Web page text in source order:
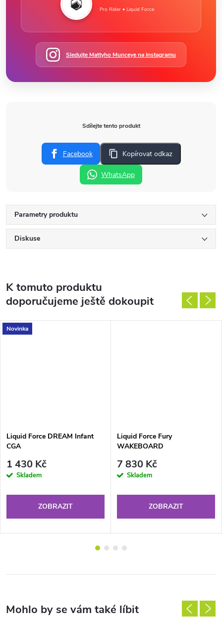
Pro Rider • Liquid Force
Sledujte Mattyho Munceye na Instagramu
Sdílejte tento produkt
Facebook Kopírovat odkaz
WhatsApp
Parametry produktu
Diskuse
K tomuto produktu
doporučujeme ještě dokoupit
Novinka
Liquid Force DREAM Infant
CGA
1 430 Kč
Skladem
ZOBRAZIT
Liquid Force Fury
WAKEBOARD
7 830 Kč
Skladem
ZOBRAZIT